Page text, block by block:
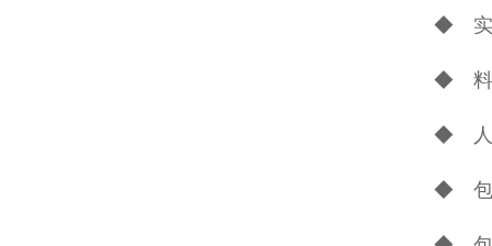
◆ 实
◆ 料
◆ 人
◆ 包